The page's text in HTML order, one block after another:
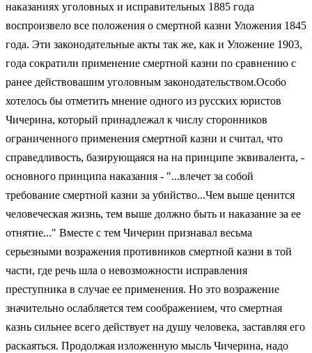
наказаниях уголовных и исправительных 1885 года
воспроизвело все положения о смертной казни Уложения 1845
года. Эти законодательные акты так же, как и Уложение 1903,
года сократили применение смертной казни по сравнению с
ранее действовашим уголовным законодательством.Особо
хотелось бы отметить мнение одного из русских юристов
Чичерина, который принадлежал к числу сторонников
ограниченного применения смертной казни и считал, что
справедливость, базирующаяся на на принципе эквивалента, -
основного принципа наказания - "...влечет за собой
требование смертной казни за убийство...Чем выше ценится
человеческая жизнь, тем выше должно быть и наказание за ее
отнятие..." Вместе с тем Чичерин признавал весьма
серьезными возражения противников смертной казни в той
части, где речь шла о невозможности исправления
преступника в случае ее применения. Но это возражение
значительно ослабляется тем соображением, что смертная
казнь сильнее всего действует на душу человека, заставляя его
раскаяться. Продолжая изложенную мысль Чичерина, надо